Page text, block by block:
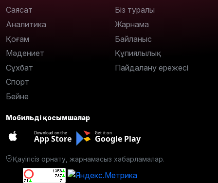
Саясат
Аналитика
Қоғам
Мәдениет
Сұхбат
Спорт
Бейне
Біз туралы
Жарнама
Байланыс
Құпиялылық
Пайдалану ережесі
Мобильді қосымшалар
Download on the
App Store
Get it on
Google Play
Қауіпсіз орнату, жарнамасыз хабарламалар.